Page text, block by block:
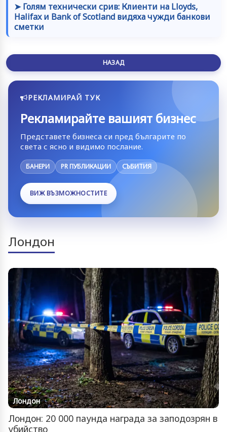
➤ Голям технически срив: Клиенти на Lloyds,
Halifax и Bank of Scotland видяха чужди банкови
сметки
НАЗАД
РЕКЛАМИРАЙ ТУК
Рекламирайте вашият бизнес
Представете бизнеса си пред българите по
света с ясно и видимо послание.
БАНЕРИ PR ПУБЛИКАЦИИ СЪБИТИЯ
ВИЖ ВЪЗМОЖНОСТИТЕ
Лондон
Лондон
Лондон: 20 000 паунда награда за заподозрян в
убийство